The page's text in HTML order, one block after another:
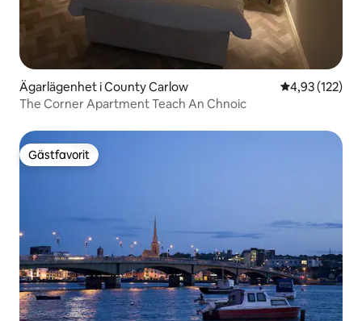
Ägarlägenhet i County Carlow 4,93 av 5 i
4,93 (122)
The Corner Apartment Teach An Chnoic
Gästfavorit
Gästfavorit